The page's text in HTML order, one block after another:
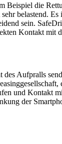
die
belastend.
sein.
Kontakt mit
Aufpralls
und Kontakt
der